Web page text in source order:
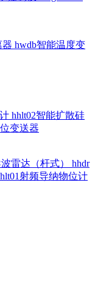
器 hwdb智能温度变
hhlt02智能扩散硅
变送器
雷达（杆式） hhdr
射频导纳物位计